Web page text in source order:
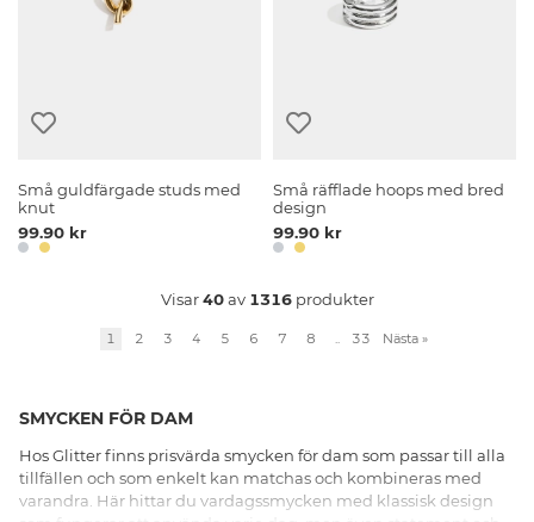
Små guldfärgade studs med
knut
99.90 kr
Små räfflade hoops med bred
design
99.90 kr
Visar40av 1316produkter
1 2 3 4 5 6 7 8 .. 33 Nästa »
SMYCKEN FÖR DAM
Hos Glitter finns prisvärda smycken för dam som passar till alla
tillfällen och som enkelt kan matchas och kombineras med
varandra. Här hittar du vardagssmycken med klassisk design